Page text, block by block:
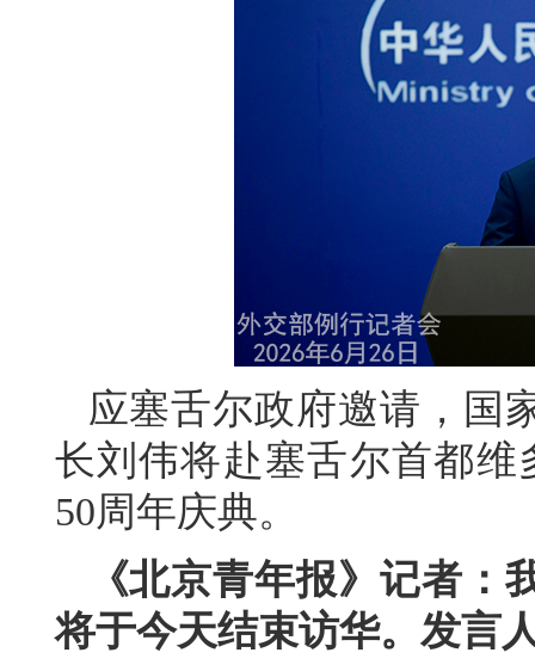
应塞舌尔政府邀请，国
长刘伟将赴塞舌尔首都维
50周年庆典。
《北京青年报》记者
将于今天结束访华。发言